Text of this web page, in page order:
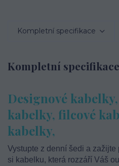
Kompletní specifikace
Kompletní specifikace
Designové
kabelky, filcové
kabelky,
Vystupte z denní šedi a
si kabelku, která rozzáří Váš